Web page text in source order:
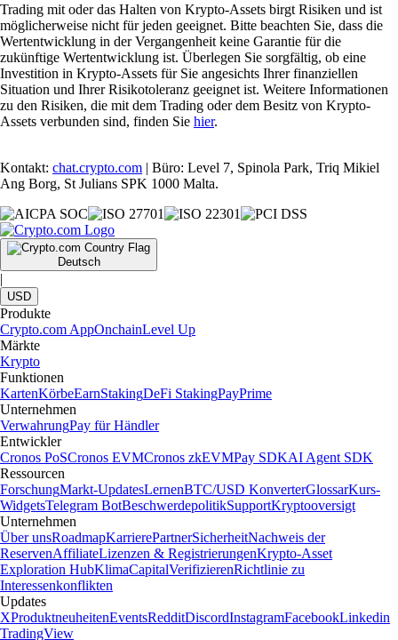
Trading mit oder das Halten von Krypto-Assets birgt Risiken und ist
möglicherweise nicht für jeden geeignet. Bitte beachten Sie, dass die
Wertentwicklung in der Vergangenheit keine Garantie für die
zukünftige Wertentwicklung ist. Überlegen Sie sorgfältig, ob eine
Investition in Krypto-Assets für Sie angesichts Ihrer finanziellen
Situation und Ihrer Risikotoleranz geeignet ist. Weitere Informationen
zu den Risiken, die mit dem Trading oder dem Besitz von Krypto-
Assets verbunden sind, finden Sie hier.
Kontakt: chat.crypto.com | Büro: Level 7, Spinola Park, Triq Mikiel
Ang Borg, St Julians SPK 1000 Malta.
Deutsch
|
USD
Produkte
Crypto.com AppOnchainLevel Up
Märkte
Krypto
Funktionen
KartenKörbeEarnStakingDeFi StakingPayPrime
Unternehmen
VerwahrungPay für Händler
Entwickler
Cronos PoSCronos EVMCronos zkEVMPay SDKAI Agent SDK
Ressourcen
ForschungMarkt-UpdatesLernenBTC/USD KonverterGlossarKurs-
WidgetsTelegram BotBeschwerdepolitikSupportKryptooversigt
Unternehmen
Über unsRoadmapKarrierePartnerSicherheitNachweis der
ReservenAffiliateLizenzen & RegistrierungenKrypto-Asset
Exploration HubKlimaCapitalVerifizierenRichtlinie zu
Interessenkonflikten
Updates
XProduktneuheitenEventsRedditDiscordInstagramFacebookLinkedin
TradingView